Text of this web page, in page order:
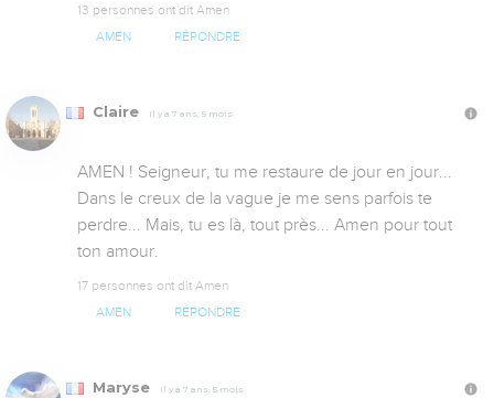
13 personnes ont dit Amen
AMEN RÉPONDRE
Claire Il y a 7 ans, 5 mois
AMEN ! Seigneur, tu me restaure de jour en jour...
Dans le creux de la vague je me sens parfois te
perdre... Mais, tu es là, tout près... Amen pour tout
ton amour.
17 personnes ont dit Amen
AMEN RÉPONDRE
Maryse Il y a 7 ans, 5 mois